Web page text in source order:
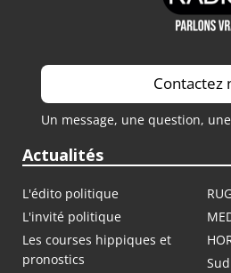
Contactez
Un message, une question,
Actualités
L'édito politique
L'invité politique
Les courses hippiques et
pronostics